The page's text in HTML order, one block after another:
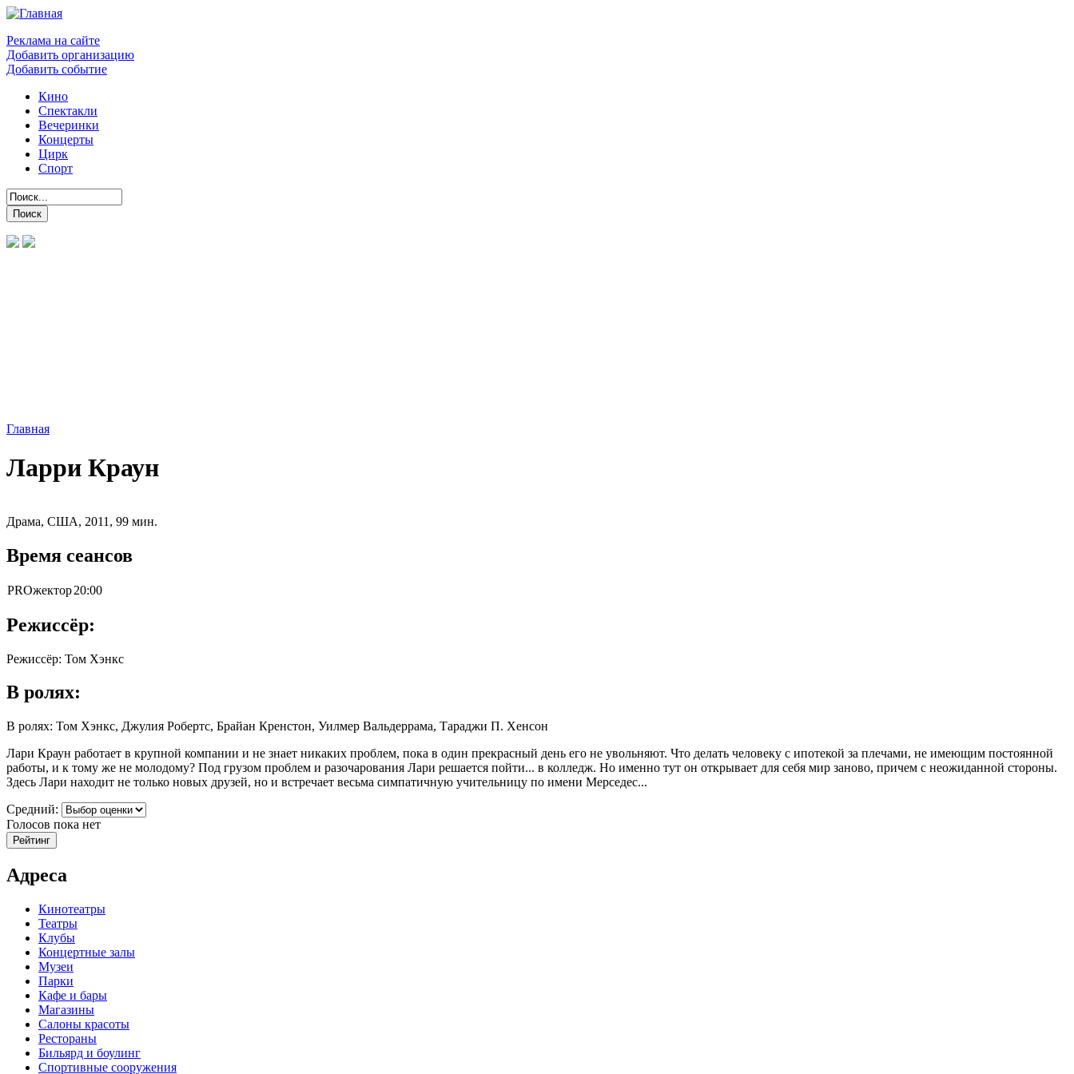
Реклама на сайте
Добавить организацию
Добавить событие
Кино
Спектакли
Вечеринки
Концерты
Цирк
Спорт
Главная
Ларри Краун
Драма, США, 2011, 99 мин.
Время сеансов
PROжектор20:00
Режиссёр:
Режиссёр: Том Хэнкс
В ролях:
В ролях: Том Хэнкс, Джулия Робертс, Брайан Кренстон, Уилмер Вальдеррама, Тараджи П. Хенсон
Лари Краун работает в крупной компании и не знает никаких проблем, пока в один прекрасный день его не увольняют. Что делать человеку с ипотекой за плечами, не имеющим постоянной
работы, и к тому же не молодому? Под грузом проблем и разочарования Лари решается пойти... в колледж. Но именно тут он открывает для себя мир заново, причем с неожиданной стороны.
Здесь Лари находит не только новых друзей, но и встречает весьма симпатичную учительницу по имени Мерседес...
Средний:
Голосов пока нет
Адреса
Кинотеатры
Театры
Клубы
Концертные залы
Музеи
Парки
Кафе и бары
Магазины
Салоны красоты
Рестораны
Бильярд и боулинг
Спортивные сооружения